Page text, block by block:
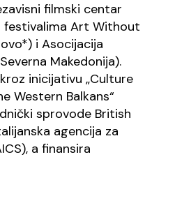
filmski centar
festivalima Art Without
i Asocijacija
Makedonija).
inicijativu„Culture
Western Balkans“
sprovode British
agencija za
a finansira